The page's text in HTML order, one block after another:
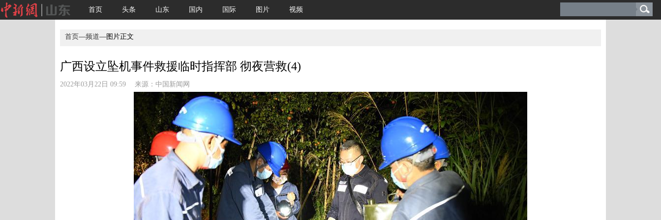
首页 头条 山东 国内 国际 图片 视频
首页—频道—图片正文
广西设立坠机事件救援临时指挥部 彻夜营救(4)
2022年03月22日 09:59 来源： 中国新闻网